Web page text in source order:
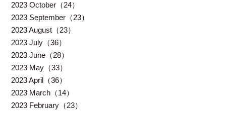
2023 October（24）
2023 September（23）
2023 August（23）
2023 July（36）
2023 June（28）
2023 May（33）
2023 April（36）
2023 March（14）
2023 February（23）